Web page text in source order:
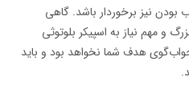
بودن نیز برخوردار باشد. گاهی
و مهم نیاز به اسپیکر بلوتوثی
هدف شما نخواهد بود و باید